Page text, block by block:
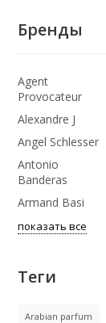
Бренды
Agent
Provocateur
Alexandre J
Angel Schlesser
Antonio
Banderas
Armand Basi
показать все
Теги
Arabian parfum